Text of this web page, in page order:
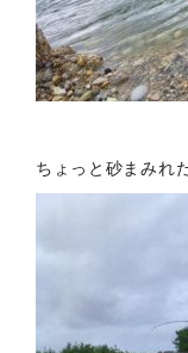
ちょっと砂まみれ